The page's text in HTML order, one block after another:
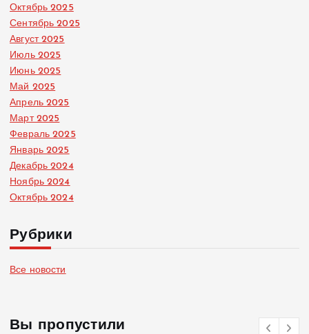
Октябрь 2025
Сентябрь 2025
Август 2025
Июль 2025
Июнь 2025
Май 2025
Апрель 2025
Март 2025
Февраль 2025
Январь 2025
Декабрь 2024
Ноябрь 2024
Октябрь 2024
Рубрики
Все новости
Вы пропустили